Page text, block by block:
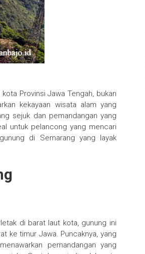
Provinsi Jawa Tengah, bukan
kekayaan wisata alam yang
sejuk dan pemandangan yang
untuk pelancong yang mencari
di Semarang yang layak
di barat laut kota, gunung ini
ke timur Jawa. Puncaknya, yang
pemandangan yang